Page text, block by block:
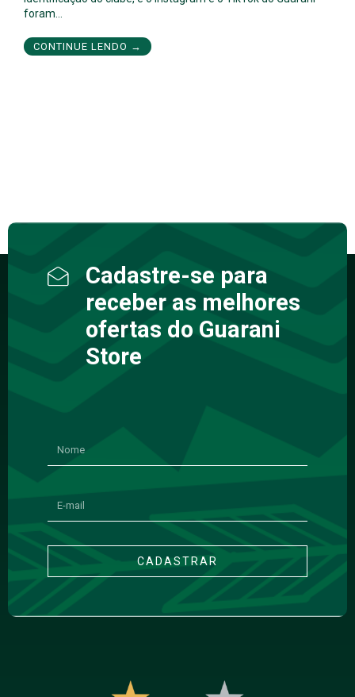
foram…
CONTINUE LENDO →
Cadastre-se para
receber as melhores
ofertas do Guarani
Store
CADASTRAR